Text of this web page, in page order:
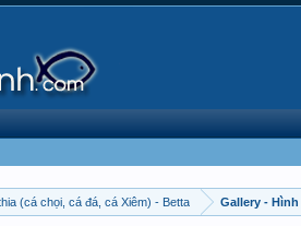
(cá chọi, cá đá, cá Xiêm) - Betta Gallery -